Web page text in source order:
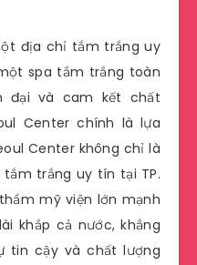
địa chỉ tắm trắng uy
spa tắm trắng toàn
đại và cam kết chất
Center chính là lựa
Center không chỉ là
trắng uy tín tại TP.
mỹ viện lớn mạnh
khắp cả nước, khẳng
tin cậy và chất lượng